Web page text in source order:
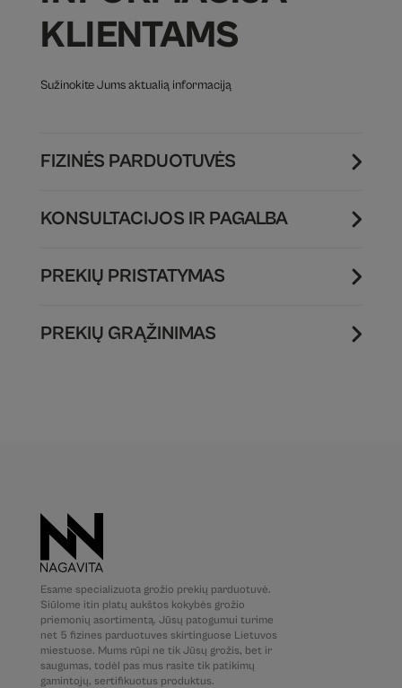
KLIENTAMS
Sužinokite Jums aktualią informaciją
FIZINĖS PARDUOTUVĖS
KONSULTACIJOS IR PAGALBA
PREKIŲ PRISTATYMAS
PREKIŲ GRĄŽINIMAS
Esame specializuota grožio prekių parduotuvė.
Siūlome itin platų aukštos kokybės grožio
priemonių asortimentą. Jūsų patogumui turime
net 5 fizines parduotuves skirtinguose Lietuvos
miestuose. Mums rūpi ne tik Jūsų grožis, bet ir
saugumas, todėl pas mus rasite tik patikimų
gamintojų, sertifikuotus produktus.